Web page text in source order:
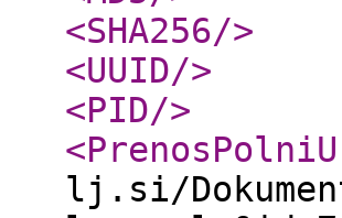
<SHA256/>
<UUID/>
<PID/>
lj.si/